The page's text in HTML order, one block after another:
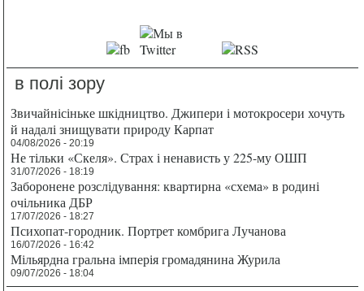
в полі зору
Звичайнісіньке шкідництво. Джипери і мотокросери хочуть
й надалі знищувати природу Карпат
04/08/2026 - 20:19
Не тільки «Скеля». Страх і ненависть у 225-му ОШП
31/07/2026 - 18:19
Заборонене розслідування: квартирна «схема» в родині
очільника ДБР
17/07/2026 - 18:27
Психопат-городник. Портрет комбрига Лучанова
16/07/2026 - 16:42
Мільярдна гральна імперія громадянина Журила
09/07/2026 - 18:04